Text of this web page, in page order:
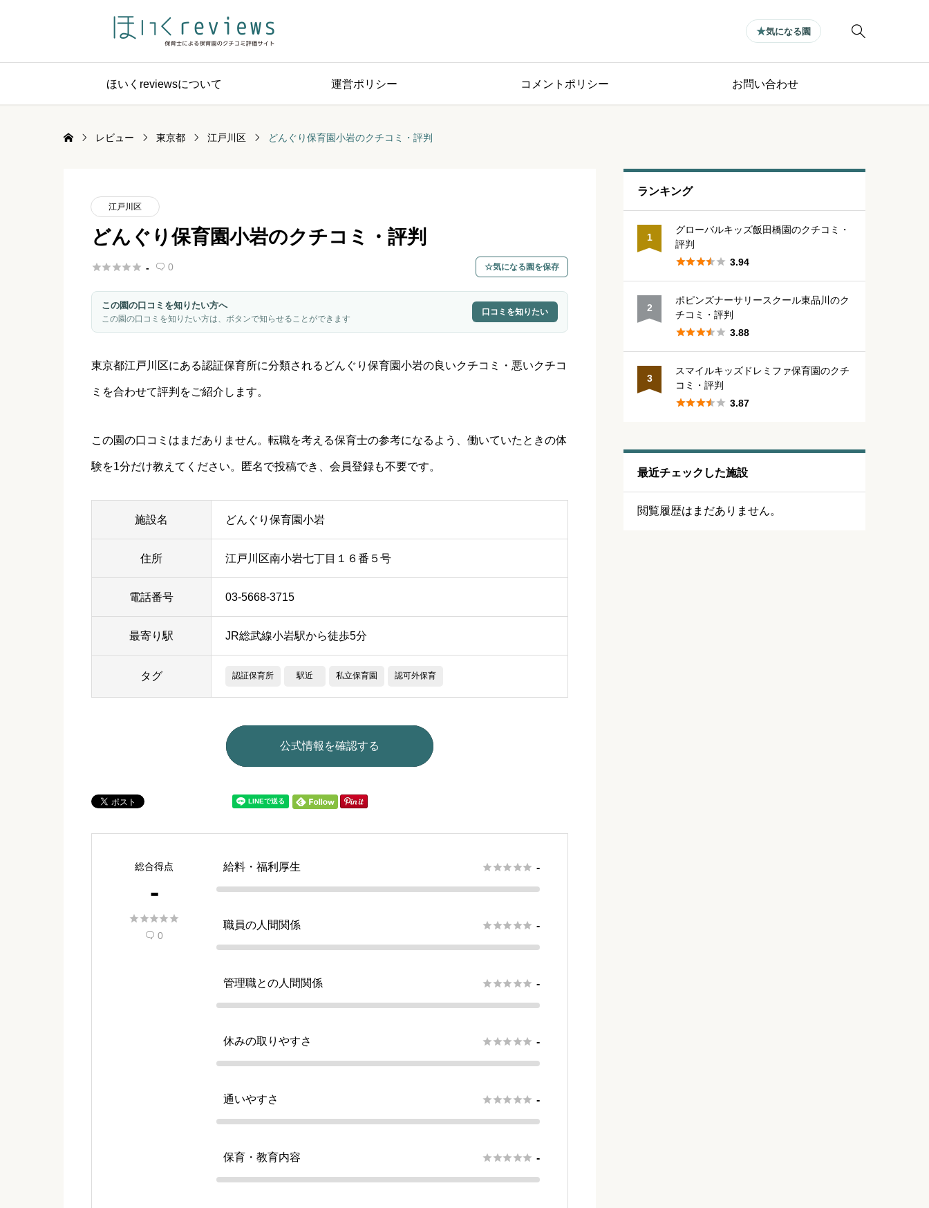

気になる園
ほいくreviewsについて 運営ポリシー コメントポリシー お問い合わせ
レビュー 東京都 江戸川区 どんぐり保育園小岩のクチコミ・評判
江戸川区
どんぐり保育園小岩のクチコミ・評判
 -  0 気になる園を保存
この園の口コミを知りたい方へ
この園の口コミを知りたい方は、ボタンで知らせることができます
口コミを知りたい
東京都江戸川区にある認証保育所に分類されるどんぐり保育園小岩の良いクチコミ・悪いクチコ
ミを合わせて評判をご紹介します。
この園の口コミはまだありません。転職を考える保育士の参考になるよう、働いていたときの体
験を1分だけ教えてください。匿名で投稿でき、会員登録も不要です。
施設名 どんぐり保育園小岩
住所 江戸川区南小岩七丁目１６番５号
電話番号 03-5668-3715
最寄り駅 JR総武線小岩駅から徒歩5分
タグ 認証保育所 駅近 私立保育園 認可外保育
公式情報を確認する
総合得点
-

 0
給料・福利厚生  -
職員の人間関係  -
管理職との人間関係  -
休みの取りやすさ  -
通いやすさ  -
保育・教育内容  -
ランキング
1
グローバルキッズ飯田橋園のクチコミ・
評判
 3.94
2
ポピンズナーサリースクール東品川のク
チコミ・評判
 3.88
3
スマイルキッズドレミファ保育園のクチ
コミ・評判
 3.87
最近チェックした施設
閲覧履歴はまだありません。